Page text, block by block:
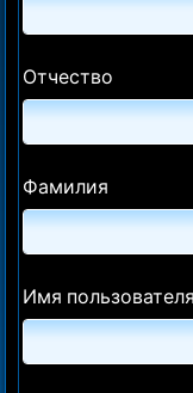
Отчество
Фамилия
Имя пользователя